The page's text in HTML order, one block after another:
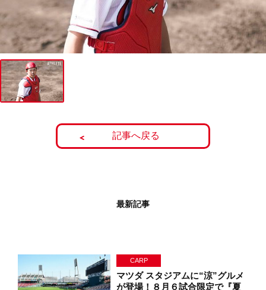
記事へ戻る
最新記事
CARP
マツダ スタジアムに“涼”グルメ
が登場！８月６試合限定で『夏